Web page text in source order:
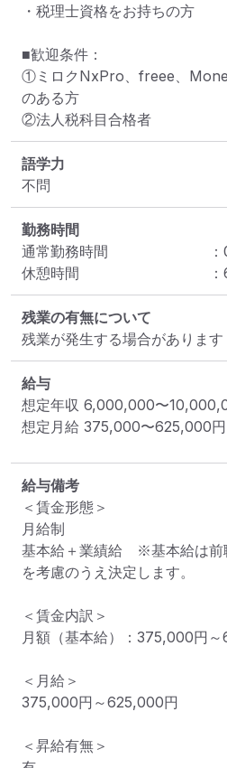
・税理士資格をお持ちの方
■歓迎条件：
①ミロクNxPro、freee、
のある方
②法人税科目合格者
語学力
不問
勤務時間
通常勤務時間
：
休憩時間
：
残業の有無について
残業が発生する場合があります
給与
想定年収 6,000,000〜
想定月給 375,000〜625,000円
給与備考
＜賃金形態＞
月給制
基本給＋業績給　※基本給は
を考慮のうえ決定します。
＜賃金内訳＞
月額（基本給）：375,000円
＜月給＞
375,000円～625,000円
＜昇給有無＞